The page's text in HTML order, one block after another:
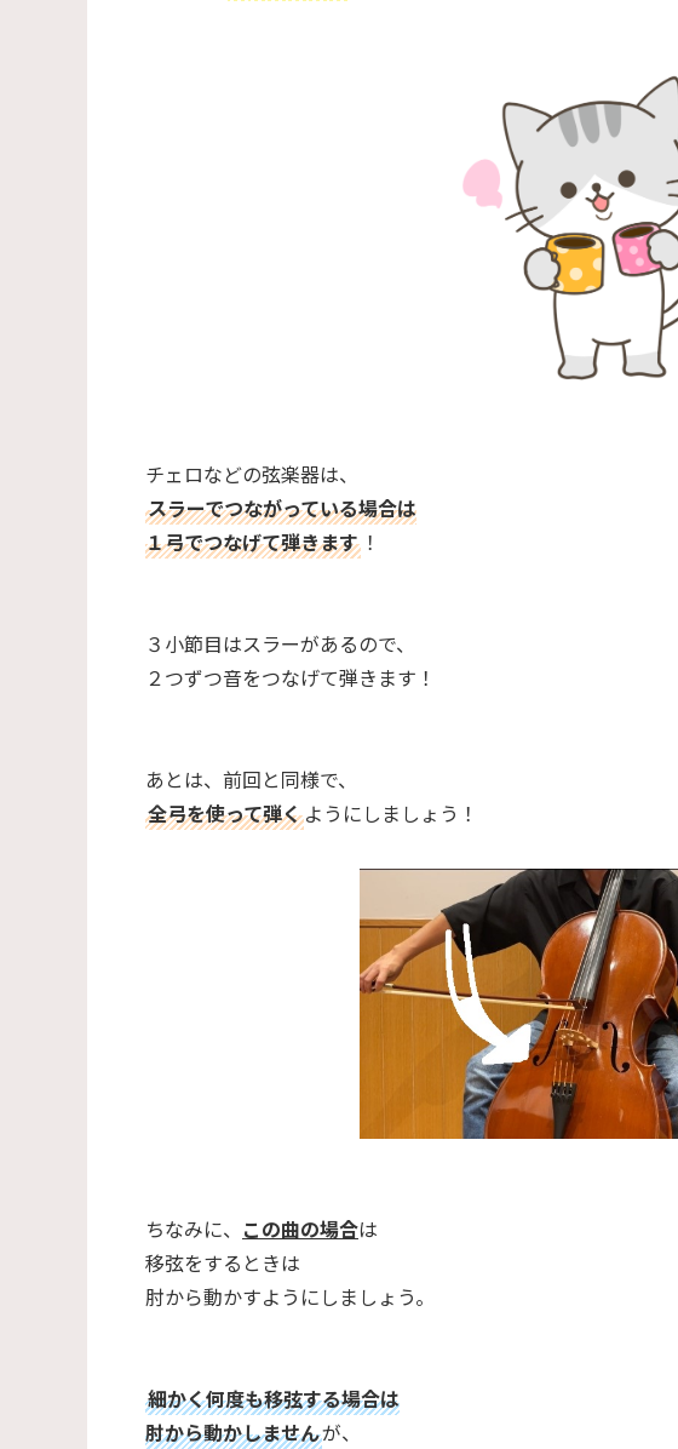
チェロなどの弦楽器は、
スラーでつながっている場合は
１弓でつなげて弾きます ！
３小節目はスラーがあるので、
２つずつ音をつなげて弾きます！
あとは、前回と同様で、
全弓を使って弾くようにしましょう！
ちなみに、 この曲の場合は
移弦をするときは
肘から動かすようにしましょう。
細かく何度も移弦する場合は
肘から動かしませんが、